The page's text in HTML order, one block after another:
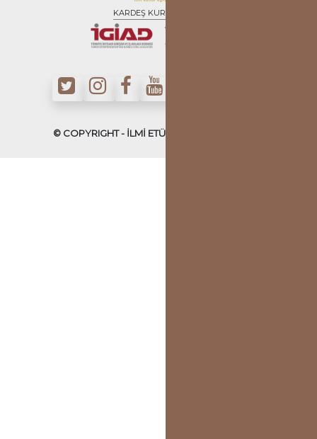
KARDEŞ KURULUŞLAR
© COPYRIGHT - İLMİ ETÜDLER DERNEĞİ - 2022